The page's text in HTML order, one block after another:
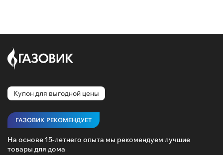
Купон для выгодной цены
ГАЗОВИК РЕКОМЕНДУЕТ
На основе 15-летнего опыта мы рекомендуем лучшие
товары для дома